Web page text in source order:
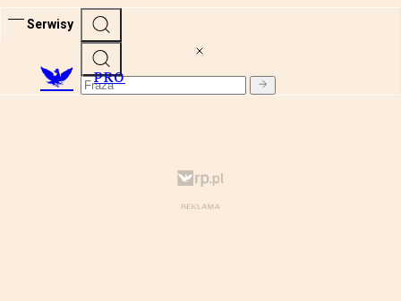
Serwisy
PRO